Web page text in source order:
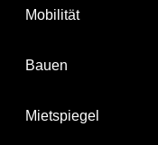
Mobilität
Bauen
Mietspiegel